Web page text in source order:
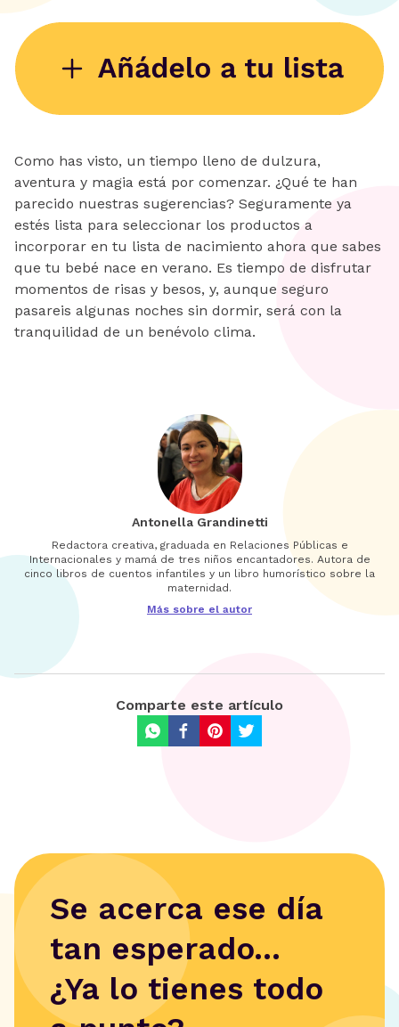
Como has visto, un tiempo lleno de dulzura,
aventura y magia está por comenzar. ¿Qué te han
parecido nuestras sugerencias? Seguramente ya
estés lista para seleccionar los productos a
incorporar en tu lista de nacimiento ahora que sabes
que tu bebé nace en verano. Es tiempo de disfrutar
momentos de risas y besos, y, aunque seguro
pasareis algunas noches sin dormir, será con la
tranquilidad de un benévolo clima.
Antonella Grandinetti
Redactora creativa, graduada en Relaciones Públicas e
Internacionales y mamá de tres niños encantadores. Autora de
cinco libros de cuentos infantiles y un libro humorístico sobre la
maternidad.
Más sobre el autor
Comparte este artículo
Se acerca ese día
tan esperado...
¿Ya lo tienes todo